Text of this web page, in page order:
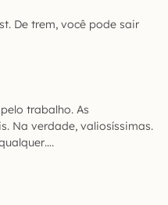
De trem, você pode sair
trabalho. As
Na verdade, valiosíssimas.